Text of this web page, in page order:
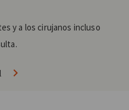
y a los cirujanos incluso